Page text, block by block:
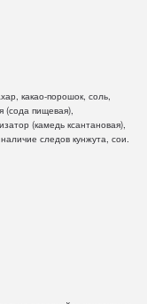
какао-порошок, соль,
(сода пищевая),
(камедь ксантановая),
следов кунжута, сои.